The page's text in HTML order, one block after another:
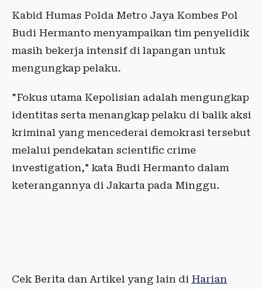
Kabid Humas Polda Metro Jaya Kombes Pol
Budi Hermanto menyampaikan tim penyelidik
masih bekerja intensif di lapangan untuk
mengungkap pelaku.
"Fokus utama Kepolisian adalah mengungkap
identitas serta menangkap pelaku di balik aksi
kriminal yang mencederai demokrasi tersebut
melalui pendekatan scientific crime
investigation," kata Budi Hermanto dalam
keterangannya di Jakarta pada Minggu.
Cek Berita dan Artikel yang lain di Harian